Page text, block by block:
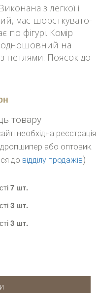
з легкої і
має шорсткувато-
по фігурі. Комір
одношовний на
петлями. Поясок до
товару
необхідна реєстрація
або оптовик.
до відділу продажів)
7 шт.
3 шт.
3 шт.